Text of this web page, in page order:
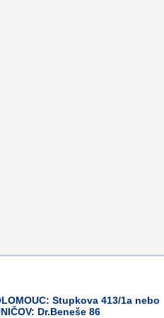
Stupkova 413/1a nebo
Dr.Beneše 86